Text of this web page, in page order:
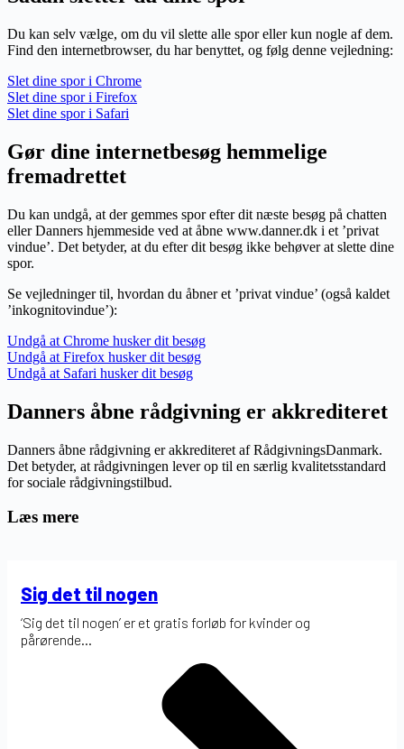
Du kan selv vælge, om du vil slette alle spor eller kun nogle af dem.
Find den internetbrowser, du har benyttet, og følg denne vejledning:
Slet dine spor i Chrome
Slet dine spor i Firefox
Slet dine spor i Safari
Gør dine internetbesøg hemmelige
fremadrettet
Du kan undgå, at der gemmes spor efter dit næste besøg på chatten
eller Danners hjemmeside ved at åbne www.danner.dk i et ’privat
vindue’. Det betyder, at du efter dit besøg ikke behøver at slette dine
spor.
Se vejledninger til, hvordan du åbner et ’privat vindue’ (også kaldet
’inkognitovindue’):
Undgå at Chrome husker dit besøg
Undgå at Firefox husker dit besøg
Undgå at Safari husker dit besøg
Danners åbne rådgivning er akkrediteret
Danners åbne rådgivning er akkrediteret afRådgivningsDanmark.
Det betyder, at rådgivningen lever op til en særlig kvalitetsstandard
for sociale rådgivningstilbud.
Læs mere
Sig det til nogen
‘Sig det til nogen’ er et gratis forløb for kvinder og
pårørende...